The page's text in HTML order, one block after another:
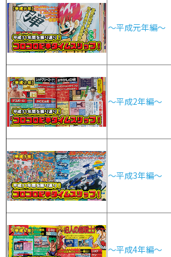
～平成元年編～
～平成2年編～
～平成3年編～
～平成4年編～